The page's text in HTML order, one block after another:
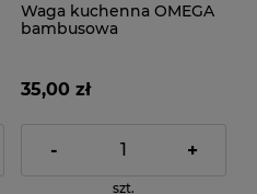
Waga kuchenna OMEGA
bambusowa
35,00 zł
- +
szt.